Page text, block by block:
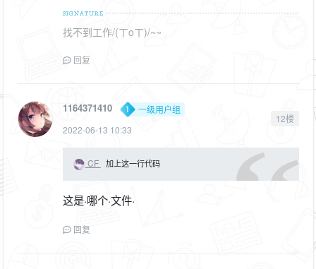
找不到工作/(ㄒoㄒ)/~~
回复
1164371410
一级用户组
2022-06-13 10:33
12楼
CF 加上这一行代码
这是·哪个·文件·
回复